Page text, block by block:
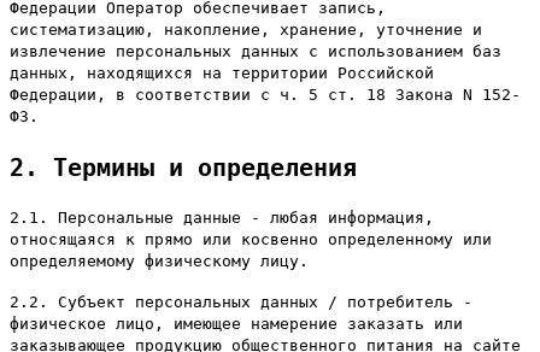
Федерации Оператор обеспечивает запись,
систематизацию, накопление, хранение, уточнение и
извлечение персональных данных с использованием баз
данных, находящихся на территории Российской
Федерации, в соответствии с ч. 5 ст. 18 Закона N 152-
ФЗ.
2. Термины и определения
2.1. Персональные данные - любая информация,
относящаяся к прямо или косвенно определенному или
определяемому физическому лицу.
2.2. Субъект персональных данных / потребитель -
физическое лицо, имеющее намерение заказать или
заказывающее продукцию общественного питания на сайте